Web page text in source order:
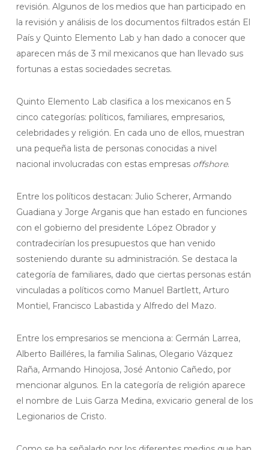
revisión. Algunos de los medios que han participado en
la revisión y análisis de los documentos filtrados están El
País y Quinto Elemento Lab y han dado a conocer que
aparecen más de 3 mil mexicanos que han llevado sus
fortunas a estas sociedades secretas.
Quinto Elemento Lab clasifica a los mexicanos en 5
cinco categorías: políticos, familiares, empresarios,
celebridades y religión. En cada uno de ellos, muestran
una pequeña lista de personas conocidas a nivel
nacional involucradas con estas empresas offshore.
Entre los políticos destacan: Julio Scherer, Armando
Guadiana y Jorge Arganis que han estado en funciones
con el gobierno del presidente López Obrador y
contradecirían los presupuestos que han venido
sosteniendo durante su administración. Se destaca la
categoría de familiares, dado que ciertas personas están
vinculadas a políticos como Manuel Bartlett, Arturo
Montiel, Francisco Labastida y Alfredo del Mazo.
Entre los empresarios se menciona a: Germán Larrea,
Alberto Bailléres, la familia Salinas, Olegario Vázquez
Raña, Armando Hinojosa, José Antonio Cañedo, por
mencionar algunos. En la categoría de religión aparece
el nombre de Luis Garza Medina, exvicario general de los
Legionarios de Cristo.